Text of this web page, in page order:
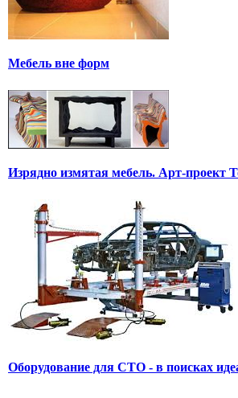
Мебель вне форм
Изрядно измятая мебель. Арт-проект
Оборудование для СТО - в поисках